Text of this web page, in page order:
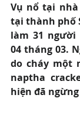
Vụ nổ tại nhà
tại thành phố
làm 31
04 tháng 03.
do cháy một
naptha
hiện đã